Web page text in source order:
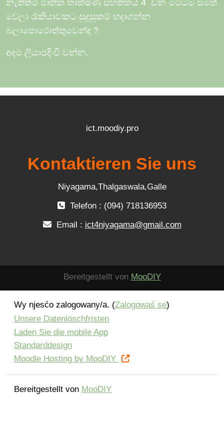
නැතිතම් ජාතික තාක්ෂණ සහතිකය 4 වන මට්ටම සමත්
වෙලා රැකියාවකට සුදුසුකම් හදාගන්න
බලාපොරොත්තුවෙන්ද ?
අදම ලියාපදිංචි වන්න.
ict.moodiy.pro
Kontaktieren Sie uns
Niyagama,Thalgaswala,Galle
Telefon : (094) 718136953
Email : ict4niyagama@gmail.com
Bereitgestellt von MooDIY
Wy njesćo zalogowany/a. (Zalogowaś se)
Unsere Datenlöschfristen
Laden Sie die mobile App
Standarddesign
Moodle Hosting by MooDIY
Bereitgestellt von MooDIY